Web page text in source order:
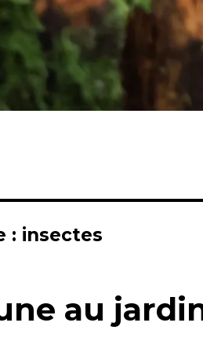
: insectes
au